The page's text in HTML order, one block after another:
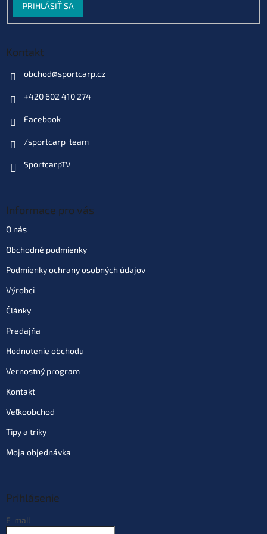
Skladom
EAN:8595662101995
PRIHLÁSIŤ SA
Kontakt
obchod@sportcarp.cz
+420 602 410 274
Facebook
/sportcarp_team
SportcarpTV
Informace pro vás
O nás
Obchodné podmienky
Podmienky ochrany osobných údajov
Výrobci
Články
Predajňa
Hodnotenie obchodu
Vernostný program
Kontakt
Veľkoobchod
Tipy a triky
Moja objednávka
Prihlásenie
E-mail